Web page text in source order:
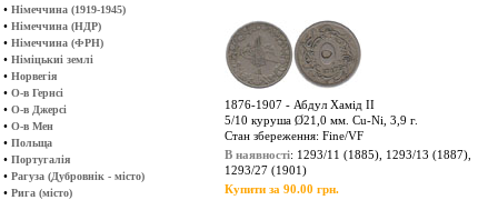
• Німеччина (1919-1945)
• Німеччина (НДР)
• Німеччина (ФРН)
• Німіцькиі землі
• Норвегія
• О-в Гернсі
• О-в Джерсі
• О-в Мен
• Польща
• Португалія
• Рагуза (Дубровнік - місто)
• Рига (місто)
1876-1907 - Абдул Хамід ІІ
5/10 куруша Ø21,0 мм. Cu-Ni, 3,9 г.
Стан збереження: Fine/VF
В наявності: 1293/11 (1885), 1293/13 (1887),
1293/27 (1901)
Купити за 90.00 грн.